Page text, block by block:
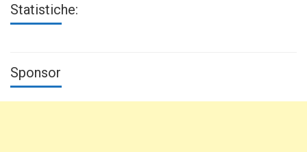
Statistiche:
Sponsor